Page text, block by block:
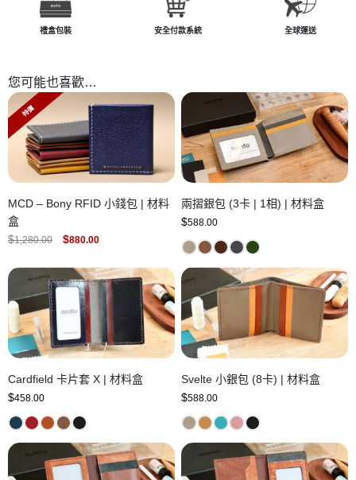
禮盒包裝 安全付款系統 全球運送
您可能也喜歡…
特價
MCD – Bony RFID 小錢包 | 材料
盒
$1,280.00
ORIGINAL
$1,280.00.
$880.00CURRENT
$880.00.
兩摺銀包 (3卡 | 1相) | 材料盒
$588.00
Cardfield 卡片套 X | 材料盒
$458.00
Svelte 小銀包 (8卡) | 材料盒
$588.00